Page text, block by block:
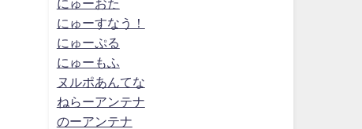
にゅーおた
にゅーすなう！
にゅーぷる
にゅーもふ
ヌルポあんてな
ねらーアンテナ
のーアンテナ